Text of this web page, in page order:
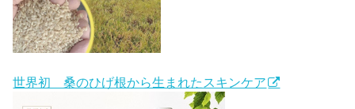
世界初 桑のひげ根から生まれたスキンケア